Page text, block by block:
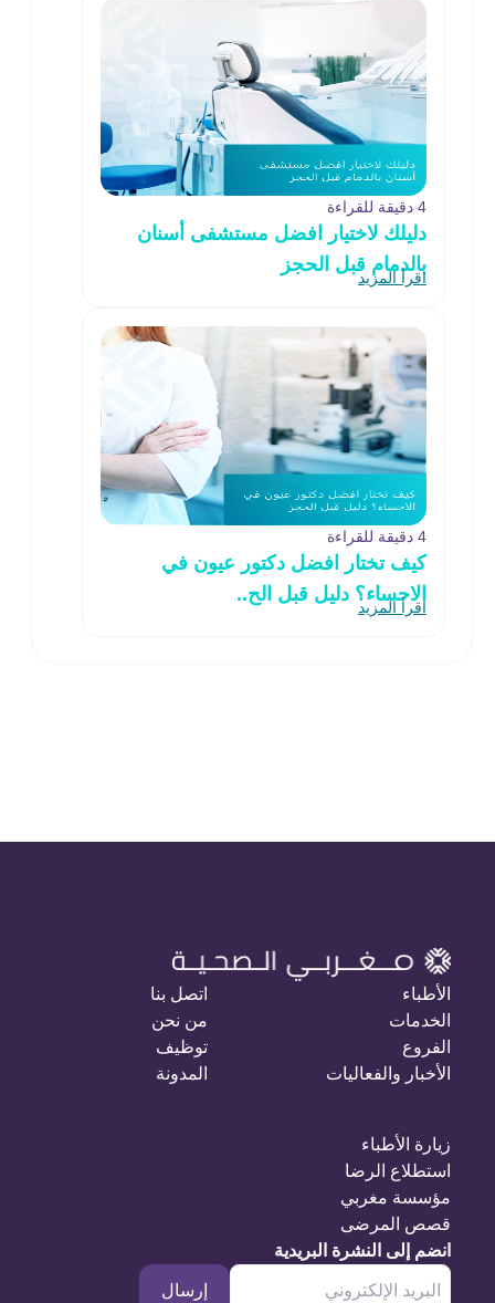
4 دقيقة للقراءة
دليلك لاختيار افضل مستشفى أسنان
بالدمام قبل الحجز
اقرأ المزيد
4 دقيقة للقراءة
كيف تختار افضل دكتور عيون في
الاحساء؟ دليل قبل الح..
اقرأ المزيد
الأطباء
الخدمات
الفروع
الأخبار والفعاليات
اتصل بنا
من نحن
توظيف
المدونة
زيارة الأطباء
استطلاع الرضا
مؤسسة مغربي
قصص المرضى
انضم إلى النشرة البريدية
إرسال